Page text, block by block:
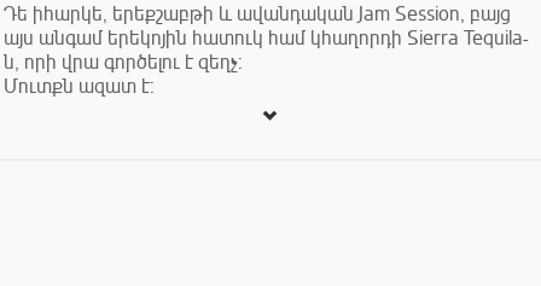
Դե իհարկե, երեքշաբթի և ավանդական Jam Session, բայց
այս անգամ երեկոյին հատուկ համ կհաղորդի Sierra Tequila-
ն, որի վրա գործելու է զեղչ:
Մուտքն ազատ է: